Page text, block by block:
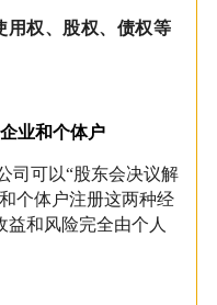
用权、股权、债权等
业和个体户
司可以“股东会决议解
个体户注册这两种经
和风险完全由个人